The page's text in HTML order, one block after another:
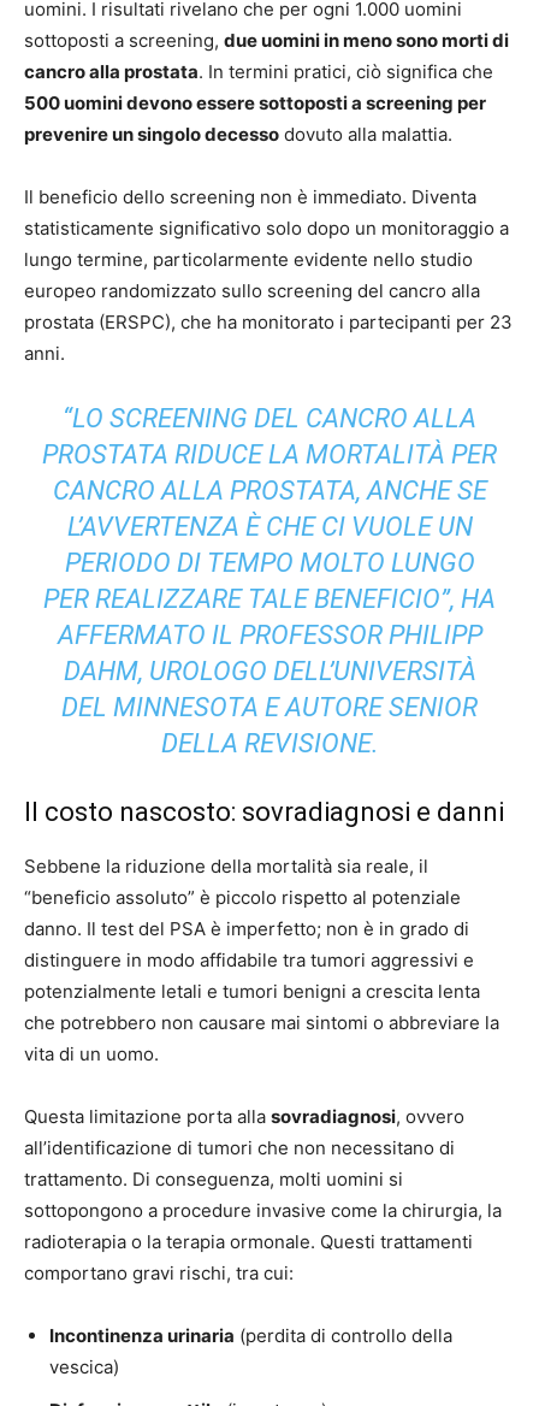
uomini. I risultati rivelano che per ogni 1.000 uomini
sottoposti a screening, due uomini in meno sono morti di
cancro alla prostata. In termini pratici, ciò significa che
500 uomini devono essere sottoposti a screening per
prevenire un singolo decesso dovuto alla malattia.
Il beneficio dello screening non è immediato. Diventa
statisticamente significativo solo dopo un monitoraggio a
lungo termine, particolarmente evidente nello studio
europeo randomizzato sullo screening del cancro alla
prostata (ERSPC), che ha monitorato i partecipanti per 23
anni.
“LO SCREENING DEL CANCRO ALLA
PROSTATA RIDUCE LA MORTALITÀ PER
CANCRO ALLA PROSTATA, ANCHE SE
L’AVVERTENZA È CHE CI VUOLE UN
PERIODO DI TEMPO MOLTO LUNGO
PER REALIZZARE TALE BENEFICIO”, HA
AFFERMATO IL PROFESSOR PHILIPP
DAHM, UROLOGO DELL’UNIVERSITÀ
DEL MINNESOTA E AUTORE SENIOR
DELLA REVISIONE.
Il costo nascosto: sovradiagnosi e danni
Sebbene la riduzione della mortalità sia reale, il
“beneficio assoluto” è piccolo rispetto al potenziale
danno. Il test del PSA è imperfetto; non è in grado di
distinguere in modo affidabile tra tumori aggressivi e
potenzialmente letali e tumori benigni a crescita lenta
che potrebbero non causare mai sintomi o abbreviare la
vita di un uomo.
Questa limitazione porta alla sovradiagnosi, ovvero
all’identificazione di tumori che non necessitano di
trattamento. Di conseguenza, molti uomini si
sottopongono a procedure invasive come la chirurgia, la
radioterapia o la terapia ormonale. Questi trattamenti
comportano gravi rischi, tra cui:
Incontinenza urinaria (perdita di controllo della
vescica)